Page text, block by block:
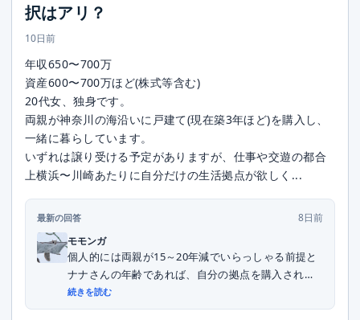
択はアリ？
10日前
年収650〜700万
資産600〜700万ほど(株式等含む)
20代女、独身です。
両親が神奈川の海沿いに戸建て(現在築3年ほど)を購入し、
一緒に暮らしています。
いずれは譲り受ける予定がありますが、仕事や交遊の都合
上横浜〜川崎あたりに自分だけの生活拠点が欲しく...
最新の回答
8日前
モモンガ
個人的には両親が15～20年減でいらっしゃる前提と
ナナさんの年齢であれば、自分の拠点を購入される
こ...
続きを読む